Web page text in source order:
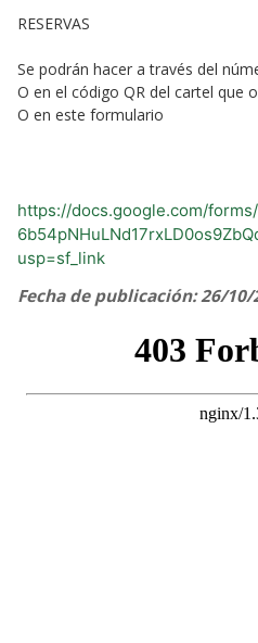
RESERVAS
Se podrán hacer a través del
O en el código QR del cartel que
O en este formulario
https://docs.google.com/
usp=sf_link
Fecha de publicación: 26/10/